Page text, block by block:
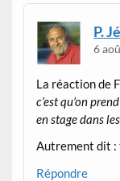
P.
6
La réaction de
c’est qu’on
en stage dans
Autrement dit :
Répondre